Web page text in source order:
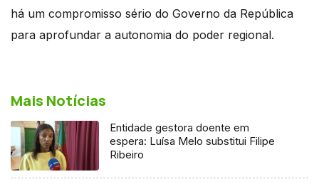
há um compromisso sério do Governo da República
para aprofundar a autonomia do poder regional.
Mais Notícias
Entidade gestora doente em
espera: Luísa Melo substitui Filipe
Ribeiro